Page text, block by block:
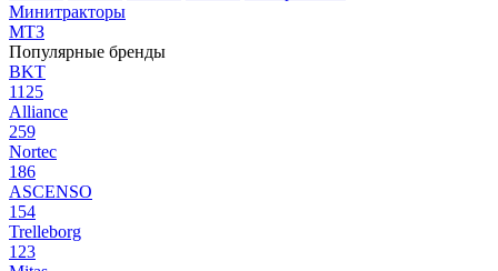
Минитракторы
МТЗ
Популярные бренды
BKT
1125
Alliance
259
Nortec
186
ASCENSO
154
Trelleborg
123